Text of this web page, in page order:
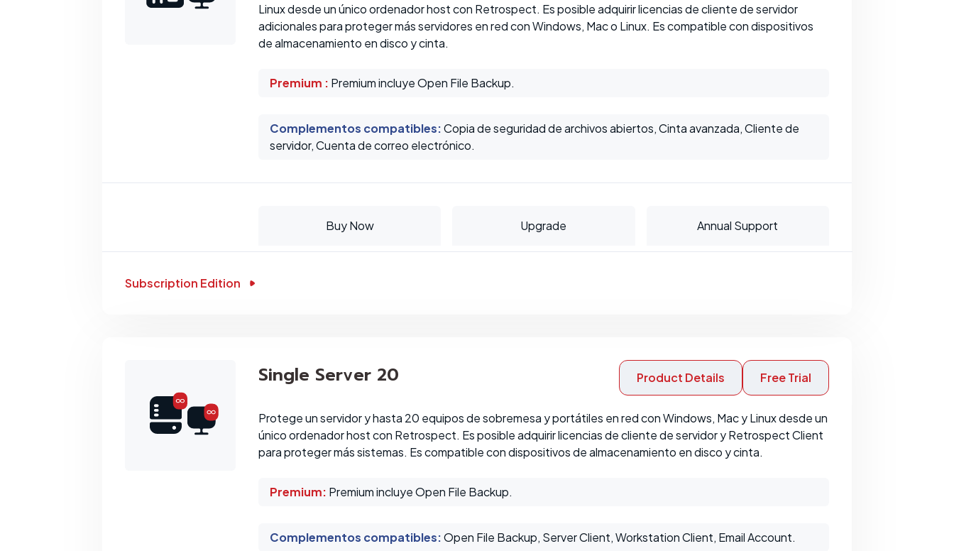
Linux desde un único ordenador host con Retrospect. Es posible adquirir licencias de cliente de servidor
adicionales para proteger más servidores en red con Windows, Mac o Linux. Es compatible con dispositivos
de almacenamiento en disco y cinta.
Premium : Premium incluye Open File Backup.
Complementos compatibles:Copia de seguridad de archivos abiertos, Cinta avanzada, Cliente de
servidor, Cuenta de correo electrónico.
Buy Now Upgrade Annual Support
Subscription Edition
Single Server 20 Product Details Free Trial
Protege un servidor y hasta 20 equipos de sobremesa y portátiles en red con Windows, Mac y Linux desde un
único ordenador host con Retrospect. Es posible adquirir licencias de cliente de servidor y Retrospect Client
para proteger más sistemas. Es compatible con dispositivos de almacenamiento en disco y cinta.
Premium: Premium incluye Open File Backup.
Complementos compatibles:Open File Backup, Server Client, Workstation Client, Email Account.